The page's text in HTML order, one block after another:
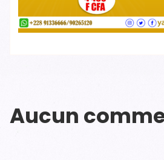
Aucun